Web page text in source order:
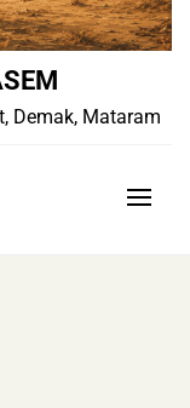
Demak, Mataram